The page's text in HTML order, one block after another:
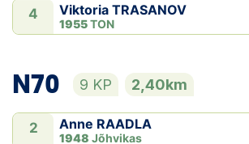
4 Viktoria TRASANOV
1955TON
N70 9 KP 2,40km
2 Anne RAADLA
1948 Jõhvikas